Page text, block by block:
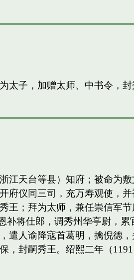
子，加赠太师、中书令，封
江天台等县）知府；被命为
府仪同三司，充万寿观使，
王；拜为太师，兼任崇信军
将仕郎，调秀州华亭尉，累
人谕降寇首葛明，擒倪德，
封嗣秀王。绍熙二年（